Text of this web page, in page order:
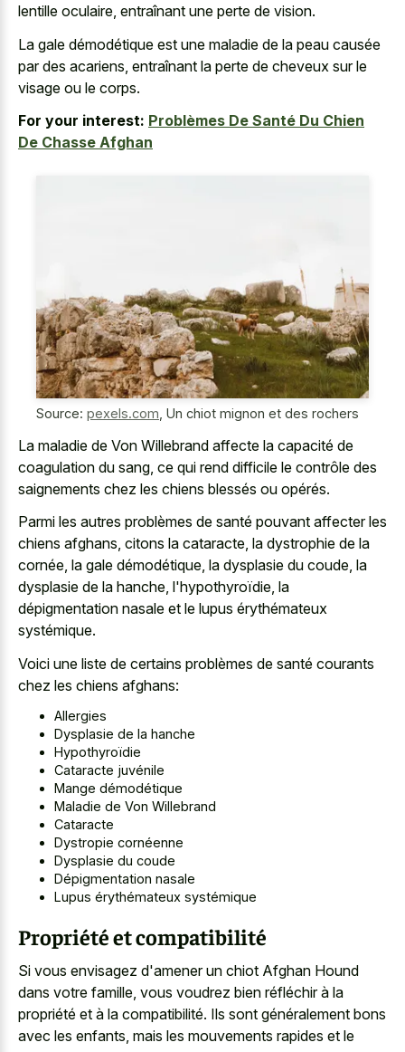
lentille oculaire, entraînant une perte de vision.
La gale démodétique est une maladie de la peau causée
par des acariens, entraînant la perte de cheveux sur le
visage ou le corps.
For your interest: Problèmes De Santé Du Chien
De Chasse Afghan
Source: pexels.com, Un chiot mignon et des rochers
La maladie de Von Willebrand affecte la capacité de
coagulation du sang, ce qui rend difficile le contrôle des
saignements chez les chiens blessés ou opérés.
Parmi les autres problèmes de santé pouvant affecter les
chiens afghans, citons la cataracte, la dystrophie de la
cornée, la gale démodétique, la dysplasie du coude, la
dysplasie de la hanche, l'hypothyroïdie, la
dépigmentation nasale et le lupus érythémateux
systémique.
Voici une liste de certains problèmes de santé courants
chez les chiens afghans:
Allergies
Dysplasie de la hanche
Hypothyroïdie
Cataracte juvénile
Mange démodétique
Maladie de Von Willebrand
Cataracte
Dystropie cornéenne
Dysplasie du coude
Dépigmentation nasale
Lupus érythémateux systémique
Propriété et compatibilité
Si vous envisagez d'amener un chiot Afghan Hound
dans votre famille, vous voudrez bien réfléchir à la
propriété et à la compatibilité. Ils sont généralement bons
avec les enfants, mais les mouvements rapides et le